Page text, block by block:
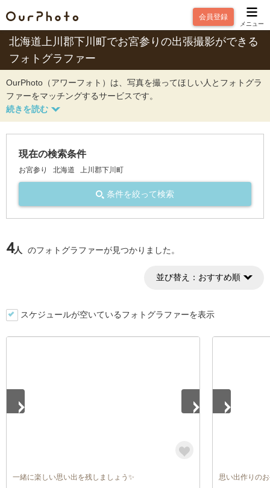
会員登録
メニュー
北海道上川郡下川町でお宮参りの出張撮影ができる
フォトグラファー
OurPhoto（アワーフォト）は、写真を撮ってほしい人とフォトグラ
ファーをマッチングするサービスです。
現在の検索条件
お宮参り 北海道 上川郡下川町
条件を絞って検索
4人 のフォトグラファーが見つかりました。
並び替え： おすすめ順
スケジュールが空いているフォトグラファーを表示
一緒に楽しい思い出を残しましょう✨ 思い出作りの